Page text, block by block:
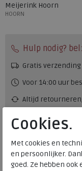
Meijerink Hoorn
HOORN
Hulp nodig? bel:
Gratis
Voor 14:00 uur
Altijd
Merk
Fabrikantcode
Bestelcode
Cookies.
Met cookies en
en persoonlijker.
goed. Ze hebben